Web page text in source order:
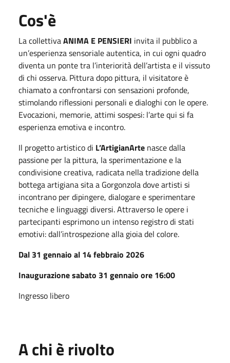
Cos'è
La collettivaANIMA E PENSIERI invita il pubblico a
un’esperienza sensoriale autentica, in cui ogni quadro
diventa un ponte tra l’interiorità dell’artista e il vissuto
di chi osserva. Pittura dopo pittura, il visitatore è
chiamato a confrontarsi con sensazioni profonde,
stimolando riflessioni personali e dialoghi con le opere.
Evocazioni, memorie, attimi sospesi: l’arte qui si fa
esperienza emotiva e incontro.
Il progetto artistico di L’ArtigianArte nasce dalla
passione per la pittura, la sperimentazione e la
condivisione creativa, radicata nella tradizione della
bottega artigiana sita a Gorgonzola dove artisti si
incontrano per dipingere, dialogare e sperimentare
tecniche e linguaggi diversi. Attraverso le opere i
partecipanti esprimono un intenso registro di stati
emotivi: dall’introspezione alla gioia del colore.
Dal 31 gennaio al 14 febbraio 2026
Inaugurazione sabato 31 gennaio ore 16:00
Ingresso libero
A chi è rivolto